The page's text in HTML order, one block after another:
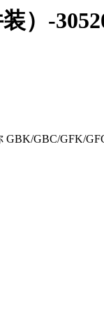
）-
GBC/GFK/